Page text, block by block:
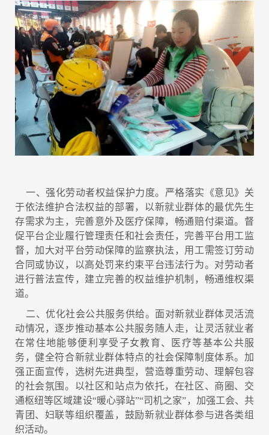
一、强化劳动者权益保护力度。严格落实《意见》关
于依法维护合法权益的部署，以新就业群体的最优先生
存需求为主，完善意外及医疗保障，畅通赔付渠道。督
促平台企业履行管理责任和社会责任，完善平台用工监
督，加大对平台劳动保障的监察执法，用工需签订劳动
合同或协议，以高处罚来约束平台违法行为。对劳动者
进行普法宣传，建立完善的权益维护机制，畅通维权渠
道。
二、优化社会公共服务供给。面对新就业群体灵活流
动情况，逐步推动基本公共服务随人走，让灵活就业者
在常住地能够便利享受子女教育、医疗等基本公共服
务，健全符合新就业群体特点的社会保障制度体系。加
强正面宣传，选树先进典型，营造尊重劳动、理解包容
的社会氛围。以社区和站点为依托，在社区、商圈、交
通枢纽等区域建设“暖心驿站”“司机之家”，加强工会、共
青团、妇联等组织覆盖，鼓励新就业群体参与进各类组
织活动。